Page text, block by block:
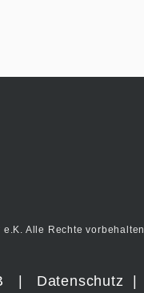
Alle Rechte vorbehalten
Datenschutz